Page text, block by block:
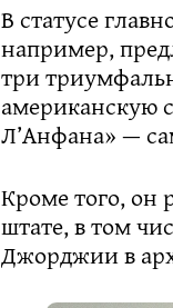
В статусе
например,
три
американскую
Л’Анфана» —
Кроме того, он
штате, в том
Джорджии в